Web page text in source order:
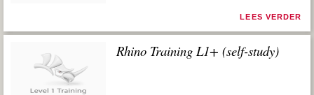
LEES VERDER
Rhino Training L1+ (self-study)